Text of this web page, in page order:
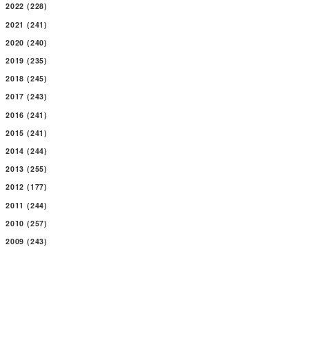
2022 (228)
2021 (241)
2020 (240)
2019 (235)
2018 (245)
2017 (243)
2016 (241)
2015 (241)
2014 (244)
2013 (255)
2012 (177)
2011 (244)
2010 (257)
2009 (243)